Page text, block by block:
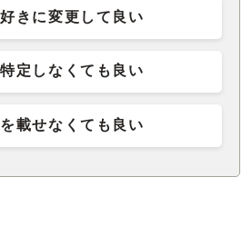
きに変更して良い
定しなくても良い
載せなくても良い